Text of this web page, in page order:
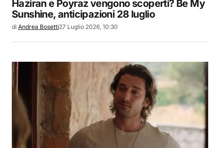
Haziran e Poyraz vengono scoperti? Be My
Sunshine, anticipazioni 28 luglio
di Andrea Bosetti27 Luglio 2026, 10:30